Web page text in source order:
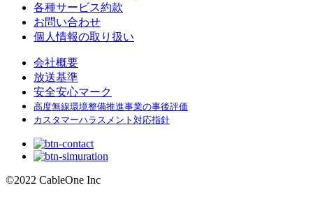
各種サービス約款
お問い合わせ
個人情報の取り扱い
会社概要
放送基準
安全安心マーク
高度無線環境整備推進事業の事後評価
カスタマーハラスメント対応指針
©2022 CableOne Inc